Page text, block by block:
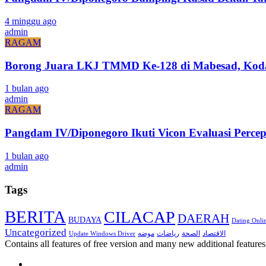
4 minggu ago
admin
RAGAM
Borong Juara LKJ TMMD Ke-128 di Mabesad,
1 bulan ago
admin
RAGAM
Pangdam IV/Diponegoro Ikuti Vicon Evaluasi
1 bulan ago
admin
Tags
BERITA BUDAYA CILACAP DAERAH Dating
Uncategorized Update Windows Driver الاقتصاد الصحة رياضات موضه
Contains all features of free version and many new additional